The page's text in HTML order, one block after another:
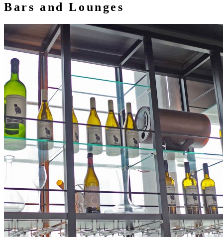
Bars and Lounges